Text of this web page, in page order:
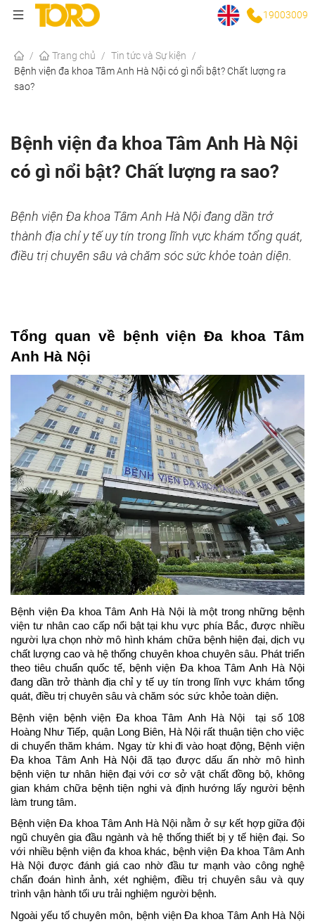
19003009
/ Trang chủ / Tin tức và Sự kiện
/
Bệnh viện đa khoa Tâm Anh Hà Nội có gì nổi bật? Chất lượng ra
sao?
Bệnh viện đa khoa Tâm Anh Hà Nội
có gì nổi bật? Chất lượng ra sao?
Bệnh viện Đa khoa Tâm Anh Hà Nội đang dần trở
thành địa chỉ y tế uy tín trong lĩnh vực khám tổng quát,
điều trị chuyên sâu và chăm sóc sức khỏe toàn diện.
Tổng quan về bệnh viện Đa khoa Tâm
Anh Hà Nội
Bệnh viện Đa khoa Tâm Anh Hà Nội là một trong những bệnh
viện tư nhân cao cấp nổi bật tại khu vực phía Bắc, được nhiều
người lựa chọn nhờ mô hình khám chữa bệnh hiện đại, dịch vụ
chất lượng cao và hệ thống chuyên khoa chuyên sâu. Phát triển
theo tiêu chuẩn quốc tế, bệnh viện Đa khoa Tâm Anh Hà Nội
đang dần trở thành địa chỉ y tế uy tín trong lĩnh vực khám tổng
quát, điều trị chuyên sâu và chăm sóc sức khỏe toàn diện.
Bệnh viện bệnh viện Đa khoa Tâm Anh Hà Nội  tại số 108
Hoàng Như Tiếp, quận Long Biên, Hà Nội rất thuận tiện cho việc
di chuyển thăm khám. Ngay từ khi đi vào hoạt động, Bệnh viện
Đa khoa Tâm Anh Hà Nội đã tạo được dấu ấn nhờ mô hình
bệnh viện tư nhân hiện đại với cơ sở vật chất đồng bộ, không
gian khám chữa bệnh tiện nghi và định hướng lấy người bệnh
làm trung tâm.
Bệnh viện Đa khoa Tâm Anh Hà Nội nằm ở sự kết hợp giữa đội
ngũ chuyên gia đầu ngành và hệ thống thiết bị y tế hiện đại. So
với nhiều bệnh viện đa khoa khác, bệnh viện Đa khoa Tâm Anh
Hà Nội được đánh giá cao nhờ đầu tư mạnh vào công nghệ
chẩn đoán hình ảnh, xét nghiệm, điều trị chuyên sâu và quy
trình vận hành tối ưu trải nghiệm người bệnh.
Ngoài yếu tố chuyên môn, bệnh viện Đa khoa Tâm Anh Hà Nội